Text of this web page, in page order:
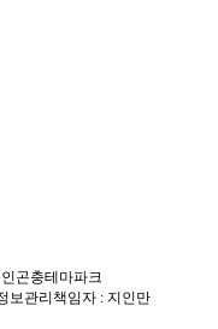
곤충테마파크
보관리책임자 : 지인만